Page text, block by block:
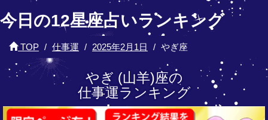
今日の12星座占いランキング
TOP 仕事運 2025年2月1日 やぎ座
やぎ (山羊)座の
仕事運ランキング